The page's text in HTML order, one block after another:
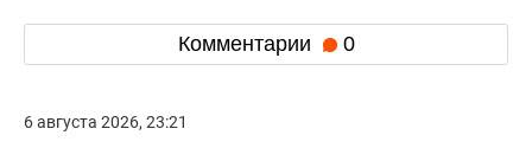
Комментарии 0
6 августа 2026, 23:21